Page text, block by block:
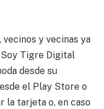
y vecinas ya
Tigre Digital
desde su
el Play Store o
la tarjeta o, en caso